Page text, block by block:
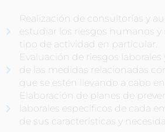
Realización de consultorías y
estudiar los riesgos humanos y
tipo de actividad en particular.
Evaluación de riesgos
de las medidas relacionadas
que se estén llevando a cabo
Elaboración de planes de
laborales específicos de cada
de sus características y